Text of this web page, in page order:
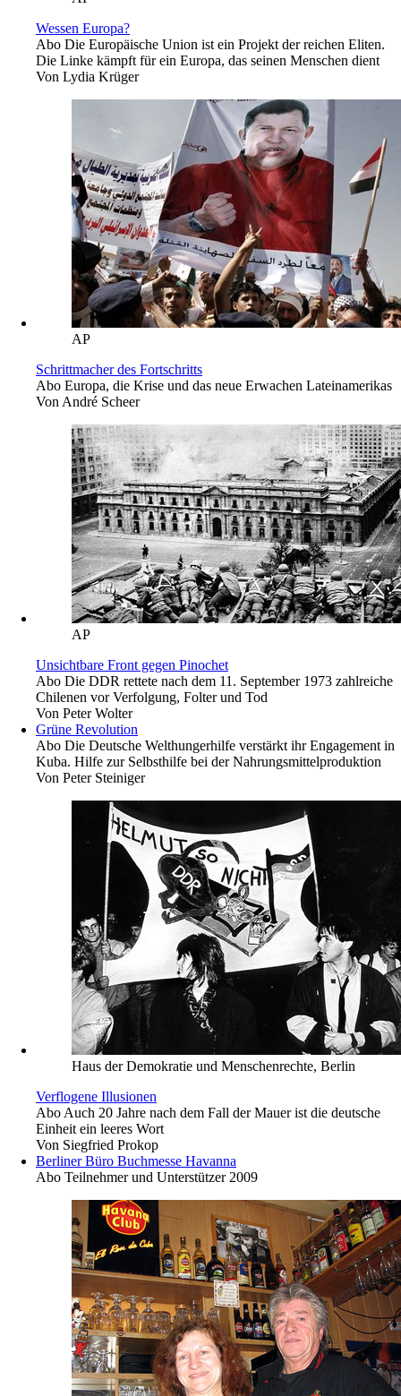
Wessen Europa?
Abo Die Europäische Union ist ein Projekt der reichen Eliten.
Die Linke kämpft für ein Europa, das seinen Menschen dient
Von Lydia Krüger
AP
Schrittmacher des Fortschritts
Abo Europa, die Krise und das neue Erwachen Lateinamerikas
Von André Scheer
AP
Unsichtbare Front gegen Pinochet
Abo Die DDR rettete nach dem 11. September 1973 zahlreiche
Chilenen vor Verfolgung, Folter und Tod
Von Peter Wolter
Grüne Revolution
Abo Die Deutsche Welthungerhilfe verstärkt ihr Engagement in
Kuba. Hilfe zur Selbsthilfe bei der Nahrungsmittelproduktion
Von Peter Steiniger
Haus der Demokratie und Menschenrechte, Berlin
Verflogene Illusionen
Abo Auch 20 Jahre nach dem Fall der Mauer ist die deutsche
Einheit ein leeres Wort
Von Siegfried Prokop
Berliner Büro Buchmesse Havanna
Abo Teilnehmer und Unterstützer 2009